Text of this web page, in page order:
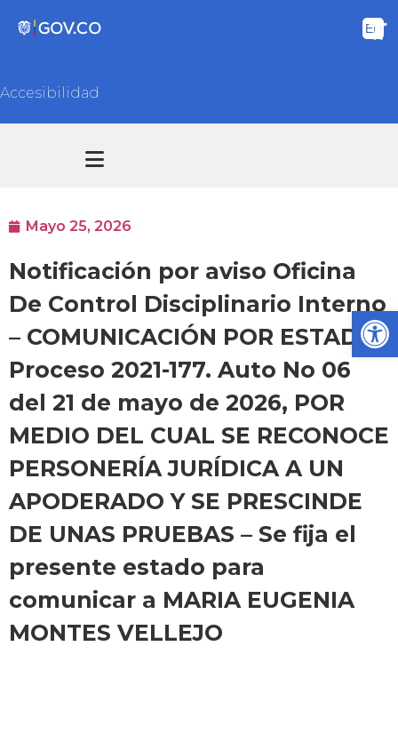
Accesibilidad
Mayo 25, 2026
Notificación por aviso Oficina
De Control Disciplinario Interno
– COMUNICACIÓN POR ESTADO–
Proceso 2021-177. Auto No 06
del 21 de mayo de 2026, POR
MEDIO DEL CUAL SE RECONOCE
PERSONERÍA JURÍDICA A UN
APODERADO Y SE PRESCINDE
DE UNAS PRUEBAS – Se fija el
presente estado para
comunicar a MARIA EUGENIA
MONTES VELLEJO